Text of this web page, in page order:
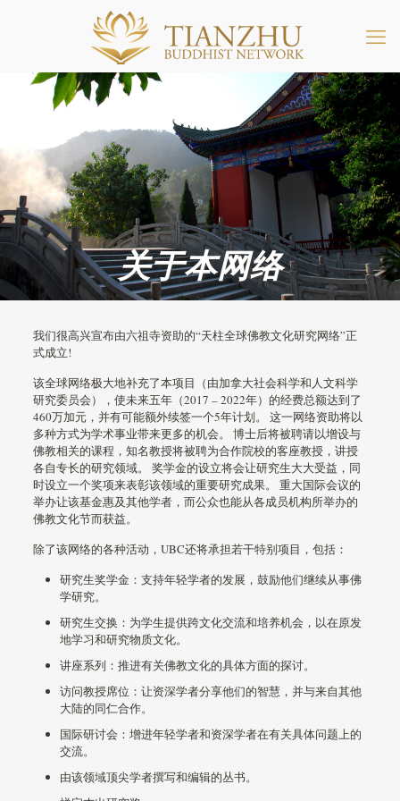
关于本网络
我们很高兴宣布由六祖寺资助的“天柱全球佛教文化研究网络”正
式成立!
该全球网络极大地补充了本项目（由加拿大社会科学和人文科学
研究委员会），使未来五年（2017 – 2022年）的经费总额达到了
460万加元，并有可能额外续签一个5年计划。 这一网络资助将以
多种方式为学术事业带来更多的机会。 博士后将被聘请以增设与
佛教相关的课程，知名教授将被聘为合作院校的客座教授，讲授
各自专长的研究领域。 奖学金的设立将会让研究生大大受益，同
时设立一个奖项来表彰该领域的重要研究成果。 重大国际会议的
举办让该基金惠及其他学者，而公众也能从各成员机构所举办的
佛教文化节而获益。
除了该网络的各种活动，UBC还将承担若干特别项目，包括：
研究生奖学金：支持年轻学者的发展，鼓励他们继续从事佛
学研究。
研究生交换：为学生提供跨文化交流和培养机会，以在原发
地学习和研究物质文化。
讲座系列：推进有关佛教文化的具体方面的探讨。
访问教授席位：让资深学者分享他们的智慧，并与来自其他
大陆的同仁合作。
国际研讨会：增进年轻学者和资深学者在有关具体问题上的
交流。
由该领域顶尖学者撰写和编辑的丛书。